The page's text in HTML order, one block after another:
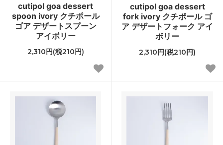
cutipol goa dessert
spoon ivory クチポール
ゴア デザートスプーン
アイボリー
2,310円(税210円)
cutipol goa dessert
fork ivory クチポール ゴ
ア デザートフォーク アイ
ボリー
2,310円(税210円)